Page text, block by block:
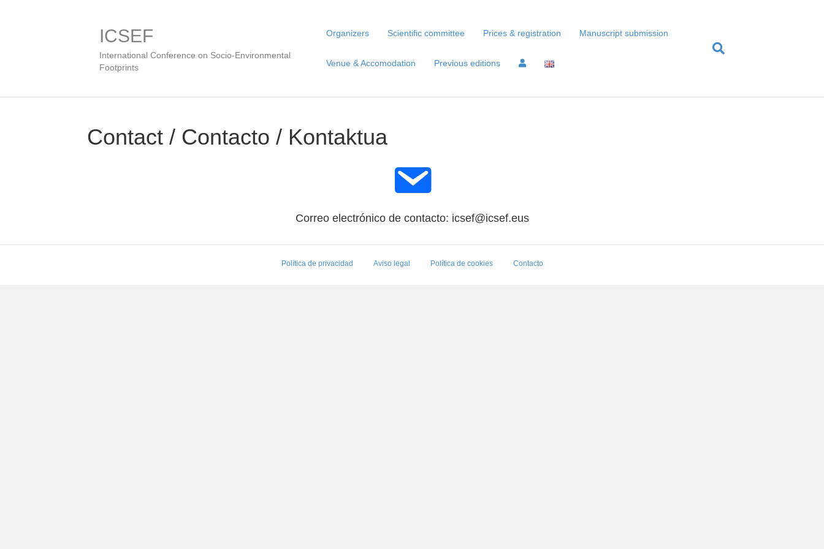
ICSEF
International Conference on Socio-Environmental
Footprints
Organizers Scientific committee Prices & registration Manuscript submission
Venue & Accomodation Previous editions
Contact / Contacto / Kontaktua
Correo electrónico de contacto: icsef@icsef.eus
Política de privacidad Aviso legal Política de cookies Contacto